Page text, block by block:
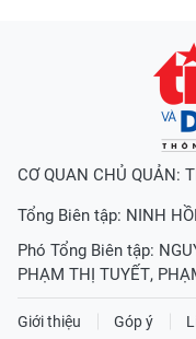
CƠ QUAN CHỦ QUẢN:
Tổng Biên tập: NINH
Phó Tổng Biên tập:
PHẠM THỊ TUYẾT,
Giới thiệu Góp ý